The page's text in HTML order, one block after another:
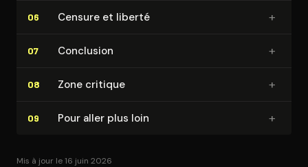
06 Censure et liberté +
07 Conclusion +
08 Zone critique +
09 Pour aller plus loin +
Mis à jour le 16 juin 2026